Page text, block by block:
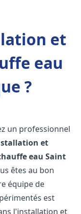
et
eau
?
un professionnel
et
eau Saint
êtes au bon
équipe de
est
l'installation et